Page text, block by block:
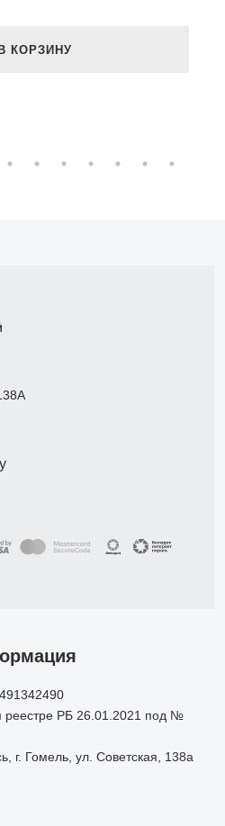
КОРЗИНУ
реестре РБ 26.01.2021 под №
г. Гомель, ул. Советская, 138а